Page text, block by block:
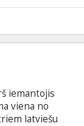
izskatās,
pie otra.
jānotic.
iemantojis
viena no
latviešu